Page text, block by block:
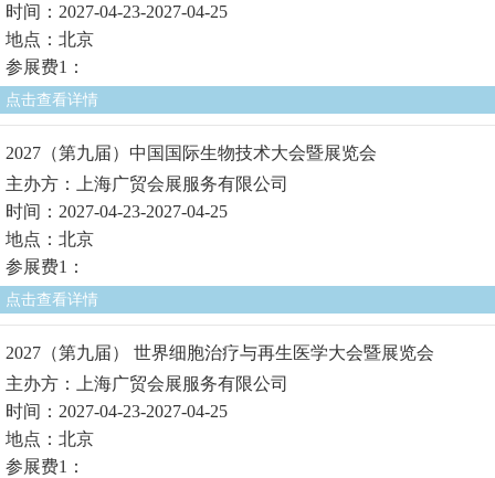
时间：2027-04-23-2027-04-25
地点：北京
参展费1：
点击查看详情
2027（第九届）中国国际生物技术大会暨展览会
主办方：上海广贸会展服务有限公司
时间：2027-04-23-2027-04-25
地点：北京
参展费1：
点击查看详情
2027（第九届） 世界细胞治疗与再生医学大会暨展览会
主办方：上海广贸会展服务有限公司
时间：2027-04-23-2027-04-25
地点：北京
参展费1：